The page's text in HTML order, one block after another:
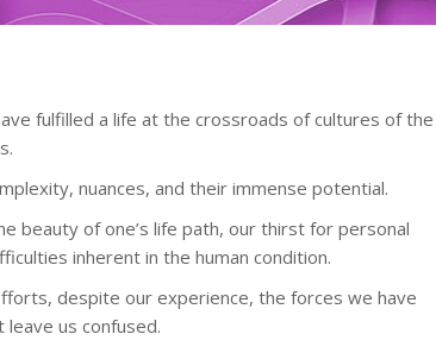
fulfilled a life at the crossroads of cultures of the
nuances, and their immense potential.
beauty of one’s life path, our thirst for personal
inherent in the human condition.
despite our experience, the forces we have
us confused.